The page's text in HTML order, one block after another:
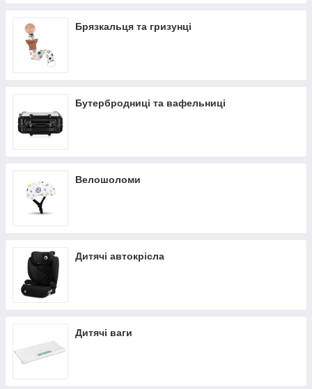
Брязкальця та гризунці
Бутербродниці та вафельниці
Велошоломи
Дитячі автокрісла
Дитячі ваги